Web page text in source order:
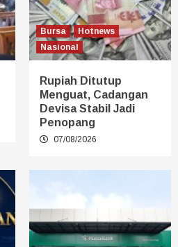
Bursa
Hotnews
Nasional
Rupiah Ditutup
Menguat, Cadangan
Devisa Stabil Jadi
Penopang
07/08/2026